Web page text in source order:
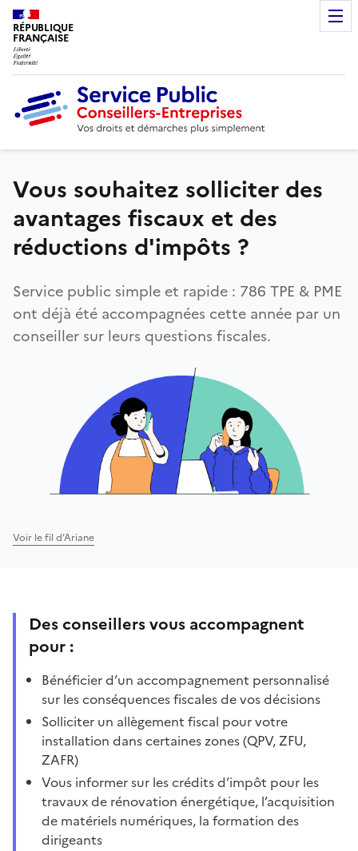
RÉPUBLIQUE
FRANÇAISE
Vous souhaitez solliciter des
avantages fiscaux et des
réductions d'impôts ?
Service public simple et rapide : 786 TPE & PME
ont déjà été accompagnées cette année par un
conseiller sur leurs questions fiscales.
Voir le fil d’Ariane
Des conseillers vous accompagnent
pour :
Bénéficier d’un accompagnement personnalisé
sur les conséquences fiscales de vos décisions
Solliciter un allègement fiscal pour votre
installation dans certaines zones (QPV, ZFU,
ZAFR)
Vous informer sur les crédits d’impôt pour les
travaux de rénovation énergétique, l’acquisition
de matériels numériques, la formation des
dirigeants